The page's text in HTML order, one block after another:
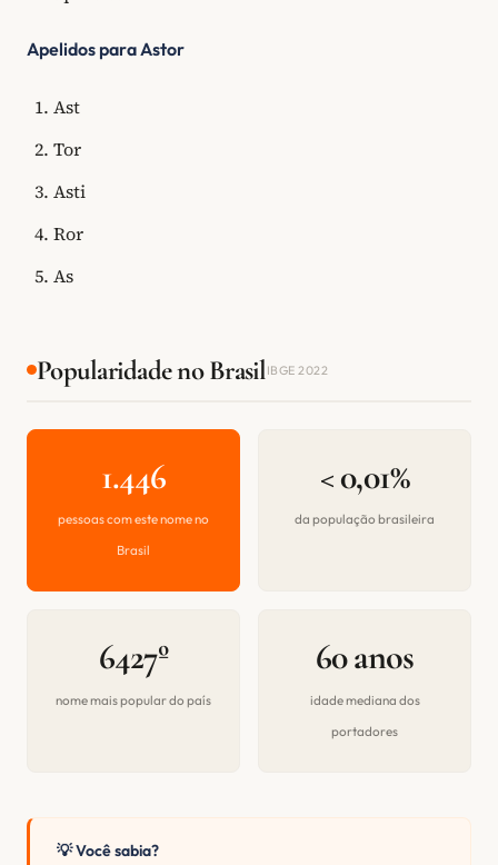
Apelidos para Astor
Ast
Tor
Asti
Ror
As
Popularidade no BrasilIBGE 2022
1.446
pessoas com este nome no
Brasil
< 0,01%
da população brasileira
6427º
nome mais popular do país
60 anos
idade mediana dos
portadores
💡 Você sabia?